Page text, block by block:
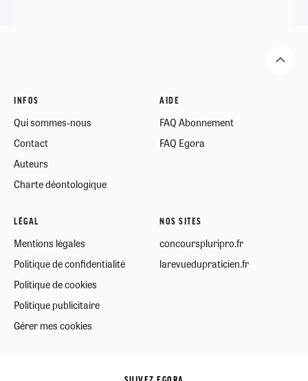
INFOS
Qui sommes-nous
Contact
Auteurs
Charte déontologique
AIDE
FAQ Abonnement
FAQ Egora
LÉGAL
Mentions légales
Politique de confidentialité
Politique de cookies
Politique publicitaire
Gérer mes cookies
NOS SITES
concourspluripro.fr
larevuedupraticien.fr